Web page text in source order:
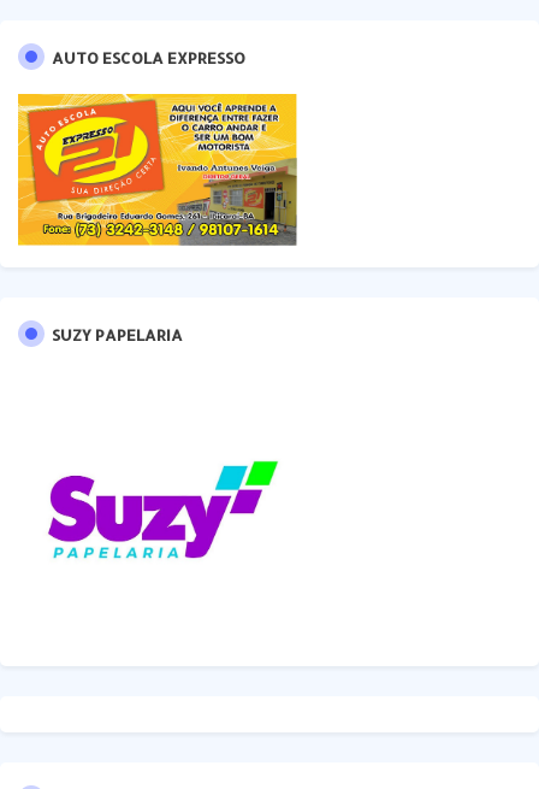
AUTO ESCOLA EXPRESSO
SUZY PAPELARIA